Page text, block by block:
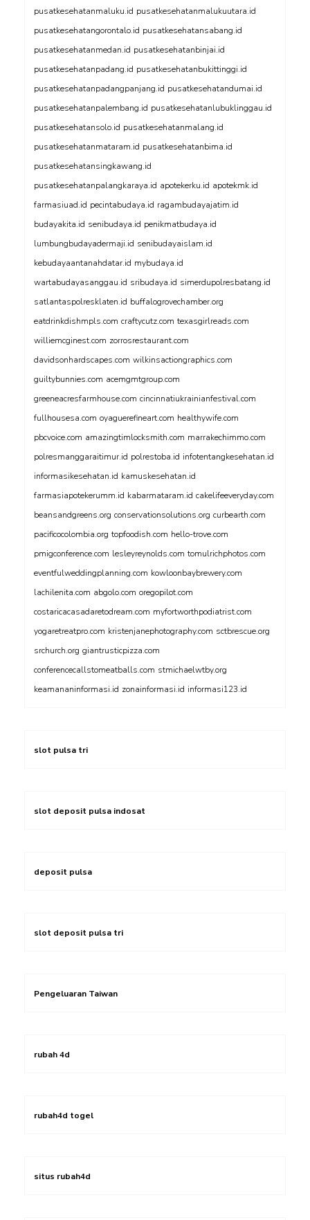
pusatkesehatanmaluku.id pusatkesehatanmalukuutara.id
pusatkesehatangorontalo.id pusatkesehatansabang.id
pusatkesehatanmedan.id pusatkesehatanbinjai.id
pusatkesehatanpadang.id pusatkesehatanbukittinggi.id
pusatkesehatanpadangpanjang.id pusatkesehatandumai.id
pusatkesehatanpalembang.id pusatkesehatanlubuklinggau.id
pusatkesehatansolo.id pusatkesehatanmalang.id
pusatkesehatanmataram.id pusatkesehatanbima.id
pusatkesehatansingkawang.id
pusatkesehatanpalangkaraya.id apotekerku.id apotekmk.id
farmasiuad.id pecintabudaya.id ragambudayajatim.id
budayakita.id senibudaya.id penikmatbudaya.id
lumbungbudayadermaji.id senibudayaislam.id
kebudayaantanahdatar.id mybudaya.id
wartabudayasanggau.id sribudaya.id simerdupolresbatang.id
satlantaspolresklaten.id buffalogrovechamber.org
eatdrinkdishmpls.com craftycutz.com texasgirlreads.com
williemcginest.com zorrosrestaurant.com
davidsonhardscapes.com wilkinsactiongraphics.com
guiltybunnies.com acemgmtgroup.com
greeneacresfarmhouse.com cincinnatiukrainianfestival.com
fullhousesa.com oyaguerefineart.com healthywife.com
pbcvoice.com amazingtimlocksmith.com marrakechimmo.com
polresmanggaraitimur.id polrestoba.id infotentangkesehatan.id
informasikesehatan.id kamuskesehatan.id
farmasiapotekerumm.id kabarmataram.id cakelifeeveryday.com
beansandgreens.org conservationsolutions.org curbearth.com
pacificocolombia.org topfoodish.com hello-trove.com
pmigconference.com lesleyreynolds.com tomulrichphotos.com
eventfulweddingplanning.com kowloonbaybrewery.com
lachilenita.com abgolo.com oregopilot.com
costaricacasadaretodream.com myfortworthpodiatrist.com
yogaretreatpro.com kristenjanephotography.com sctbrescue.org
srchurch.org giantrusticpizza.com
conferencecallstomeatballs.com stmichaelwtby.org
keamananinformasi.id zonainformasi.id informasi123.id
slot pulsa tri
slot deposit pulsa indosat
deposit pulsa
slot deposit pulsa tri
Pengeluaran Taiwan
rubah 4d
rubah4d togel
situs rubah4d